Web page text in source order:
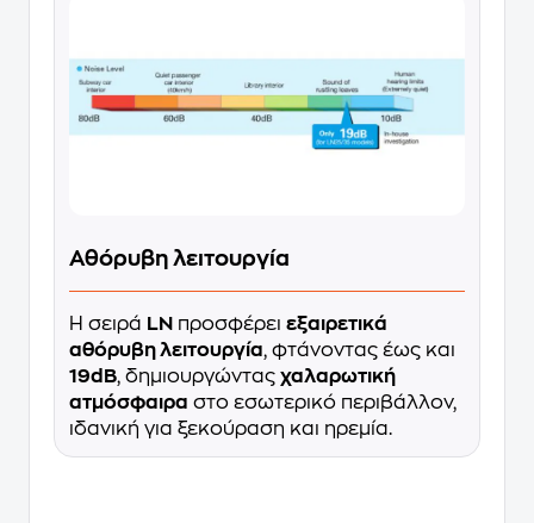
Αθόρυβη λειτουργία
Η σειρά LN προσφέρει εξαιρετικά
αθόρυβη λειτουργία, φτάνοντας έως και
19dB, δημιουργώντας χαλαρωτική
ατμόσφαιρα στο εσωτερικό περιβάλλον,
ιδανική για ξεκούραση και ηρεμία.